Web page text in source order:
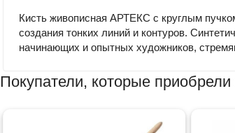
Кисть живописная АРТЕКС с круглым
создания тонких линий и контуров.
начинающих и опытных художников,
Покупатели, которые приобрели